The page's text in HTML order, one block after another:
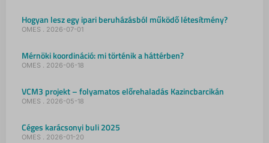
Hogyan lesz egy ipari beruházásból működő létesítmény?
OMES 2026-07-01
Mérnöki koordináció: mi történik a háttérben?
OMES 2026-06-18
VCM3 projekt – folyamatos előrehaladás Kazincbarcikán
OMES 2026-05-18
Céges karácsonyi buli 2025
OMES 2026-01-20